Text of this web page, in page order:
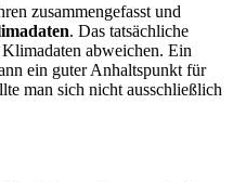
zusammengefasst und
. Das tatsächliche
abweichen. Ein
ein guter Anhaltspunkt für
man sich nicht ausschließlich